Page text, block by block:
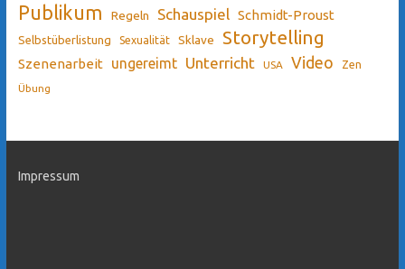
Publikum Regeln Schauspiel Schmidt-Proust
Selbstüberlistung Sexualität Sklave Storytelling
Szenenarbeit ungereimt Unterricht USA Video Zen
Übung
Impressum